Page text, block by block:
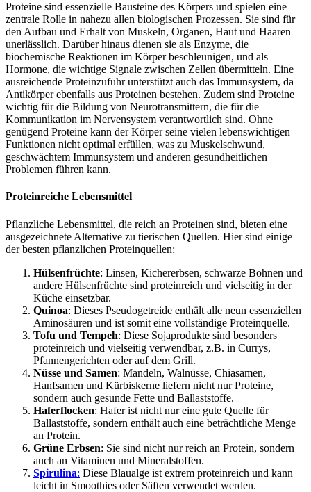
Proteine sind essenzielle Bausteine des Körpers und spielen eine
zentrale Rolle in nahezu allen biologischen Prozessen. Sie sind für
den Aufbau und Erhalt von Muskeln, Organen, Haut und Haaren
unerlässlich. Darüber hinaus dienen sie als Enzyme, die
biochemische Reaktionen im Körper beschleunigen, und als
Hormone, die wichtige Signale zwischen Zellen übermitteln. Eine
ausreichende Proteinzufuhr unterstützt auch das Immunsystem, da
Antikörper ebenfalls aus Proteinen bestehen. Zudem sind Proteine
wichtig für die Bildung von Neurotransmittern, die für die
Kommunikation im Nervensystem verantwortlich sind. Ohne
genügend Proteine kann der Körper seine vielen lebenswichtigen
Funktionen nicht optimal erfüllen, was zu Muskelschwund,
geschwächtem Immunsystem und anderen gesundheitlichen
Problemen führen kann.
Proteinreiche Lebensmittel
Pflanzliche Lebensmittel, die reich an Proteinen sind, bieten eine
ausgezeichnete Alternative zu tierischen Quellen. Hier sind einige
der besten pflanzlichen Proteinquellen:
Hülsenfrüchte: Linsen, Kichererbsen, schwarze Bohnen und
andere Hülsenfrüchte sind proteinreich und vielseitig in der
Küche einsetzbar.
Quinoa: Dieses Pseudogetreide enthält alle neun essenziellen
Aminosäuren und ist somit eine vollständige Proteinquelle.
Tofu und Tempeh: Diese Sojaprodukte sind besonders
proteinreich und vielseitig verwendbar, z.B. in Currys,
Pfannengerichten oder auf dem Grill.
Nüsse und Samen: Mandeln, Walnüsse, Chiasamen,
Hanfsamen und Kürbiskerne liefern nicht nur Proteine,
sondern auch gesunde Fette und Ballaststoffe.
Haferflocken: Hafer ist nicht nur eine gute Quelle für
Ballaststoffe, sondern enthält auch eine beträchtliche Menge
an Protein.
Grüne Erbsen: Sie sind nicht nur reich an Protein, sondern
auch an Vitaminen und Mineralstoffen.
Spirulina: Diese Blaualge ist extrem proteinreich und kann
leicht in Smoothies oder Säften verwendet werden.